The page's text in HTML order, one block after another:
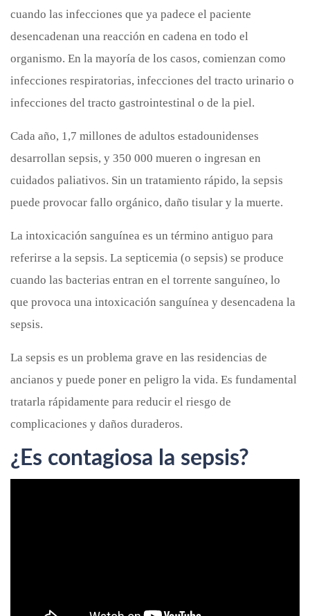
cuando las infecciones que ya padece el paciente
desencadenan una reacción en cadena en todo el
organismo. En la mayoría de los casos, comienzan como
infecciones respiratorias, infecciones del tracto urinario o
infecciones del tracto gastrointestinal o de la piel.
Cada año, 1,7 millones de adultos estadounidenses
desarrollan sepsis, y 350 000 mueren o ingresan en
cuidados paliativos. Sin un tratamiento rápido, la sepsis
puede provocar fallo orgánico, daño tisular y la muerte.
La intoxicación sanguínea es un término antiguo para
referirse a la sepsis. La septicemia (o sepsis) se produce
cuando las bacterias entran en el torrente sanguíneo, lo
que provoca una intoxicación sanguínea y desencadena la
sepsis.
La sepsis es un problema grave en las residencias de
ancianos y puede poner en peligro la vida. Es fundamental
tratarla rápidamente para reducir el riesgo de
complicaciones y daños duraderos.
¿Es contagiosa la sepsis?